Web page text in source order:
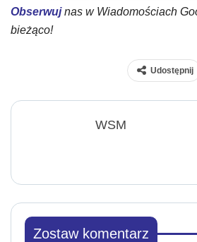
Obserwujnas w Wiadomościach
bieżąco!
Udostępnij
WSM
Zostaw komentarz